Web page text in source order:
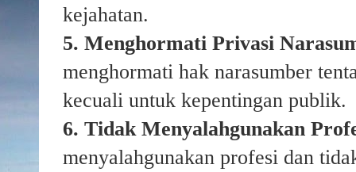
kejahatan.
5. Menghormati Privasi
menghormati hak narasumber
kecuali untuk kepentingan publik.
6. Tidak Menyalahgunakan
menyalahgunakan profesi dan